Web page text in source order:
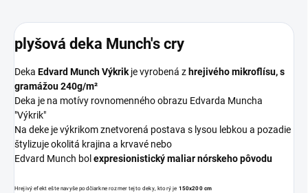
plyšová deka Munch's cry
Deka Edvard Munch Výkrik je vyrobená z hrejivého mikroflísu, s
gramážou 240g/m²
Deka je na motívy rovnomenného obrazu Edvarda Muncha
"Výkrik"
Na deke je výkrikom znetvorená postava s lysou lebkou a pozadie
štylizuje okolitá krajina a krvavé nebo
Edvard Munch bol expresionistický maliar nórskeho pôvodu
Hrejivý efekt ešte navyše podčiarkne rozmer tejto deky, ktorý je 150x200 cm